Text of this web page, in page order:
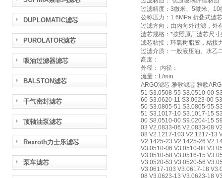
DUPLOMATIC滤芯
PUROLATOR滤芯
吸油过滤器滤芯
BALSTON滤芯
干气密封滤芯
顶轴油泵滤芯
Rexroth力士乐滤芯
泵车滤芯
过滤精度：3微米、5微米、
公称压力：1.6MPa 折叠式滤芯
过滤方向：由内向外过滤，外
滤芯规格：*按照原厂滤芯尺
滤芯粘接：环氧树脂胶，粘接
过滤介质：一般液压油、水乙
高度：
外径： 内径：
流量：L/min
ARGO滤芯 雅歌滤芯 雅歌
51 S3.0508-55 S3.0510-00
60 S3.0620-11 S3.0623-00
50 S3.0805-51 S3.0805-55
51 S3.1017-10 S3.1017-15
00 S8.0510-00 S9.0204-15
03 V2.0833-06 V2.0833-08
08 V2.1217-103 V2.1217-13
V2.1425-23 V2.1425-26
V3.0510-06 V3.0510-08
V3.0510-58 V3.0516-15
V3.0520-53 V3.0520-56
V3.0617-103 V3.0617-18
08 V3.0623-13 V3.0623-18